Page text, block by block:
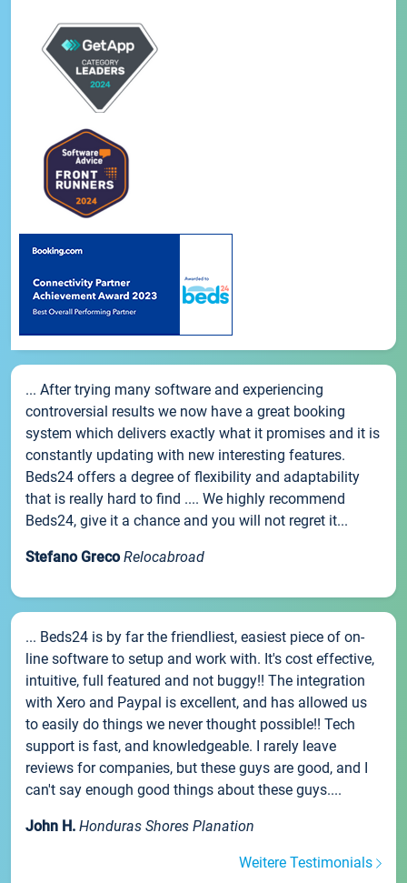
... After trying many software and experiencing
controversial results we now have a great booking
system which delivers exactly what it promises and it is
constantly updating with new interesting features.
Beds24 offers a degree of flexibility and adaptability
that is really hard to find .... We highly recommend
Beds24, give it a chance and you will not regret it...
Stefano Greco Relocabroad
... Beds24 is by far the friendliest, easiest piece of on-
line software to setup and work with. It's cost effective,
intuitive, full featured and not buggy!! The integration
with Xero and Paypal is excellent, and has allowed us
to easily do things we never thought possible!! Tech
support is fast, and knowledgeable. I rarely leave
reviews for companies, but these guys are good, and I
can't say enough good things about these guys....
John H. Honduras Shores Planation
Weitere Testimonials